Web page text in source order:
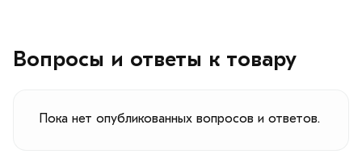
Вопросы и ответы к товару
Пока нет опубликованных вопросов и ответов.